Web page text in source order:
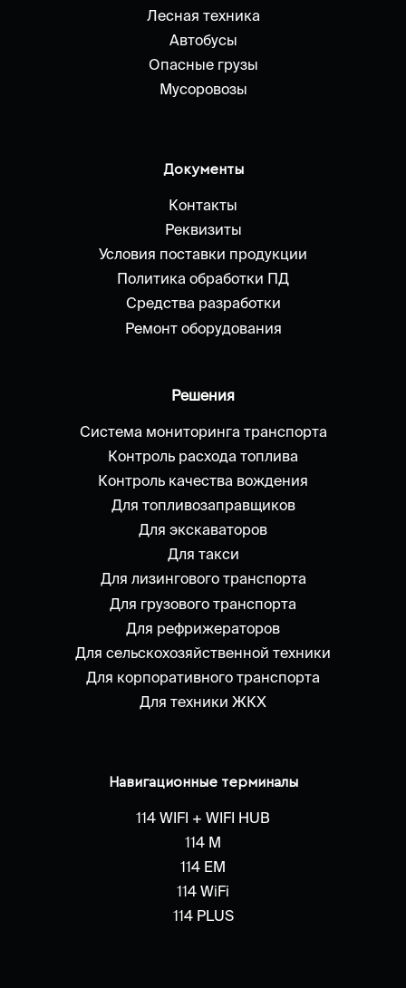
Лесная техника
Автобусы
Опасные грузы
Мусоровозы
Документы
Контакты
Реквизиты
Условия поставки продукции
Политика обработки ПД
Средства разработки
Ремонт оборудования
Решения
Система мониторинга транспорта
Контроль расхода топлива
Контроль качества вождения
Для топливозаправщиков
Для экскаваторов
Для такси
Для лизингового транспорта
Для грузового транспорта
Для рефрижераторов
Для сельскохозяйственной техники
Для корпоративного транспорта
Для техники ЖКХ
Навигационные терминалы
114 WIFI + WIFI HUB
114 M
114 EM
114 WiFi
114 PLUS